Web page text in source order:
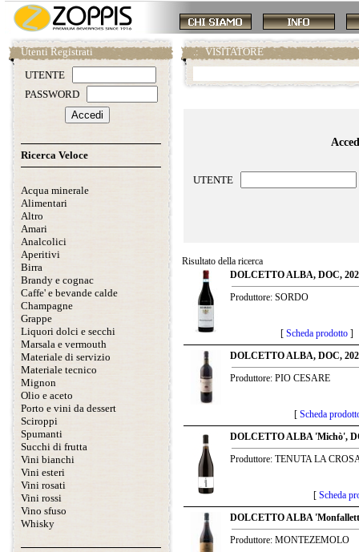
Utenti Registrati
UTENTE
PASSWORD
Ricerca Veloce
Acqua minerale
Alimentari
Altro
Amari
Analcolici
Aperitivi
Birra
Brandy e cognac
Caffe' e bevande calde
Champagne
Grappe
Liquori dolci e secchi
Marsala e vermouth
Materiale di servizio
Materiale tecnico
Mignon
Olio e aceto
Porto e vini da dessert
Sciroppi
Spumanti
Succhi di frutta
Vini bianchi
Vini esteri
Vini rosati
Vini rossi
Vino sfuso
Whisky
.: VISITATORE
UTENTE
Risultato della ricerca
DOLCETTO ALBA, DOC,
Produttore: SORDO
[ Scheda prodotto ]
DOLCETTO ALBA, DOC,
Produttore: PIO CESARE
[ Scheda
DOLCETTO ALBA 'Michò',
Produttore: TENUTA LA
[ Scheda
DOLCETTO ALBA
Produttore: MONTEZEMOLO